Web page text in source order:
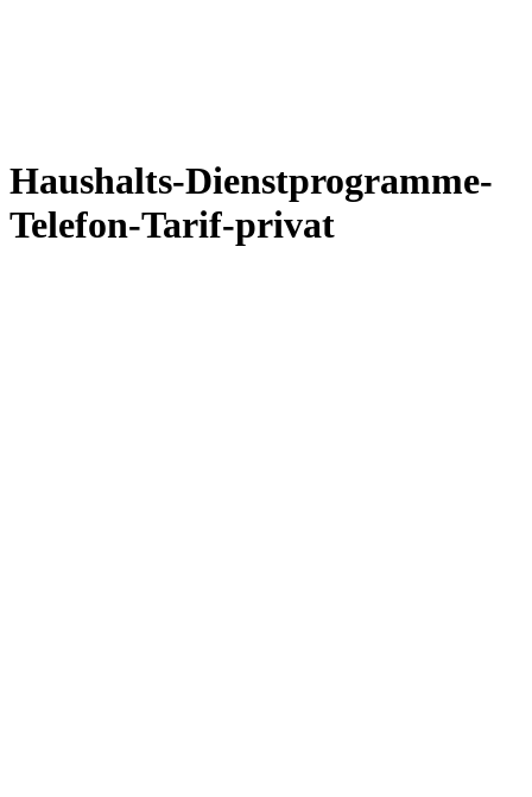
Haushalts-Dienstprogramme-
Telefon-Tarif-privat